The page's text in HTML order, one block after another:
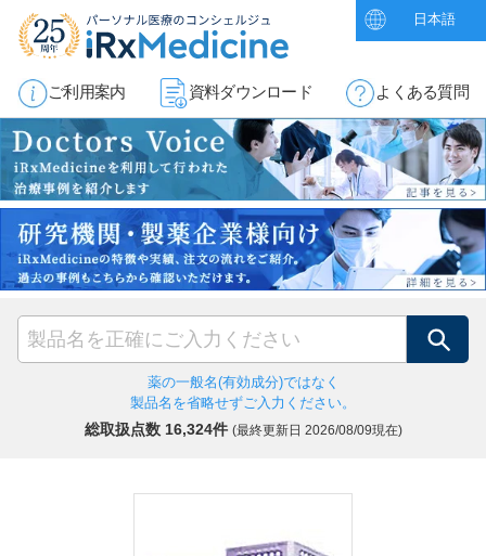
日本語
ご利用案内 資料ダウンロード よくある質問
検索
薬の一般名(有効成分)ではなく
製品名を省略せずご入力ください。
総取扱点数 16,324件 (最終更新日 2026/08/09現在)